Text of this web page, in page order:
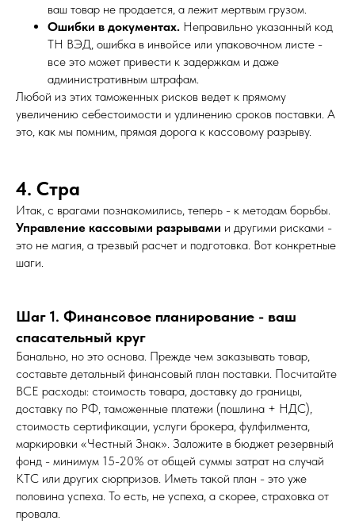
ваш товар не продается, а лежит мертвым грузом.
Ошибки в документах. Неправильно указанный код
ТН ВЭД, ошибка в инвойсе или упаковочном листе -
все это может привести к задержкам и даже
административным штрафам.
Любой из этих таможенных рисков ведет к прямому
увеличению себестоимости и удлинению сроков поставки. А
это, как мы помним, прямая дорога к кассовому разрыву.
4. Стра
Итак, с врагами познакомились, теперь - к методам борьбы.
Управление кассовыми разрывами и другими рисками -
это не магия, а трезвый расчет и подготовка. Вот конкретные
шаги.
Шаг 1. Финансовое планирование - ваш
спасательный круг
Банально, но это основа. Прежде чем заказывать товар,
составьте детальный финансовый план поставки. Посчитайте
ВСЕ расходы: стоимость товара, доставку до границы,
доставку по РФ, таможенные платежи (пошлина + НДС),
стоимость сертификации, услуги брокера, фулфилмента,
маркировки «Честный Знак». Заложите в бюджет резервный
фонд - минимум 15-20% от общей суммы затрат на случай
КТС или других сюрпризов. Иметь такой план - это уже
половина успеха. То есть, не успеха, а скорее, страховка от
провала.